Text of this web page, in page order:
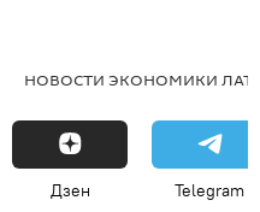
НОВОСТИ ЭКОНОМИКИ
Дзен Telegram